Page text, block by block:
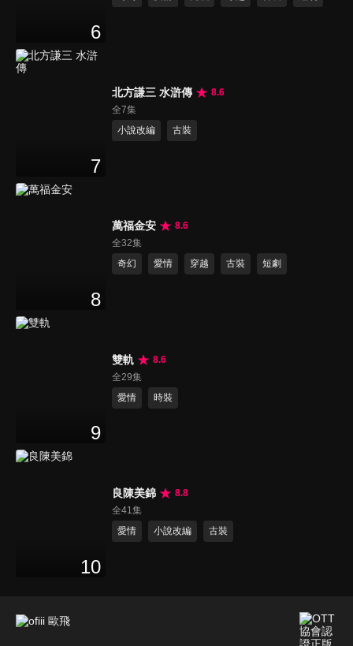
6
7
北方謙三 水滸傳
8.6
全7集
小說改編
古裝
8
萬福金安
8.6
全32集
奇幻
愛情 穿越 古裝 短劇
9
雙軌
8.6
全29集
愛情
時裝
10
良陳美錦
8.8
全41集
愛情
小說改編 古裝